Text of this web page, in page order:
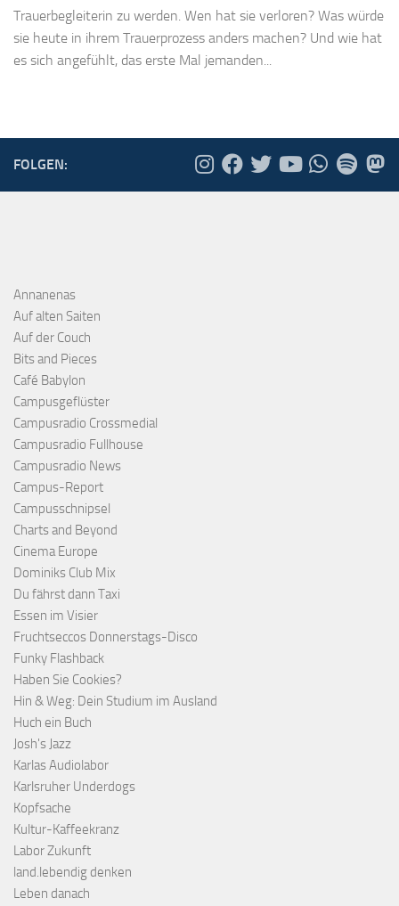
Trauerbegleiterin zu werden. Wen hat sie verloren? Was würde
sie heute in ihrem Trauerprozess anders machen? Und wie hat
es sich angefühlt, das erste Mal jemanden...
FOLGEN:
Annanenas
Auf alten Saiten
Auf der Couch
Bits and Pieces
Café Babylon
Campusgeflüster
Campusradio Crossmedial
Campusradio Fullhouse
Campusradio News
Campus-Report
Campusschnipsel
Charts and Beyond
Cinema Europe
Dominiks Club Mix
Du fährst dann Taxi
Essen im Visier
Fruchtseccos Donnerstags-Disco
Funky Flashback
Haben Sie Cookies?
Hin & Weg: Dein Studium im Ausland
Huch ein Buch
Josh's Jazz
Karlas Audiolabor
Karlsruher Underdogs
Kopfsache
Kultur-Kaffeekranz
Labor Zukunft
land.lebendig denken
Leben danach